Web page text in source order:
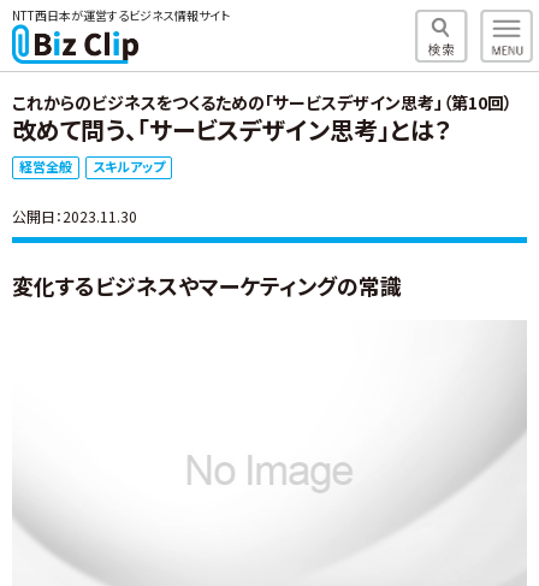
NTT西日本が運営するビジネス情報サイト
これからのビジネスをつくるための「サービスデザイン思考」（第10回）
改めて問う、「サービスデザイン思考」とは？
経営全般 スキルアップ
公開日：2023.11.30
変化するビジネスやマーケティングの常識